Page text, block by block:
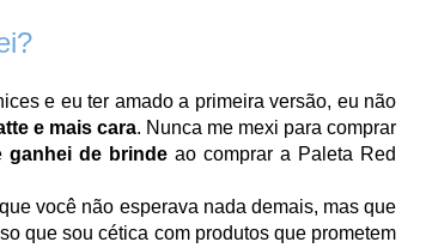
e eu ter amado a primeira versão, eu não
e mais cara. Nunca me mexi para comprar
ganhei de brinde ao comprar a Paleta Red
você não esperava nada demais, mas que
que sou cética com produtos que prometem